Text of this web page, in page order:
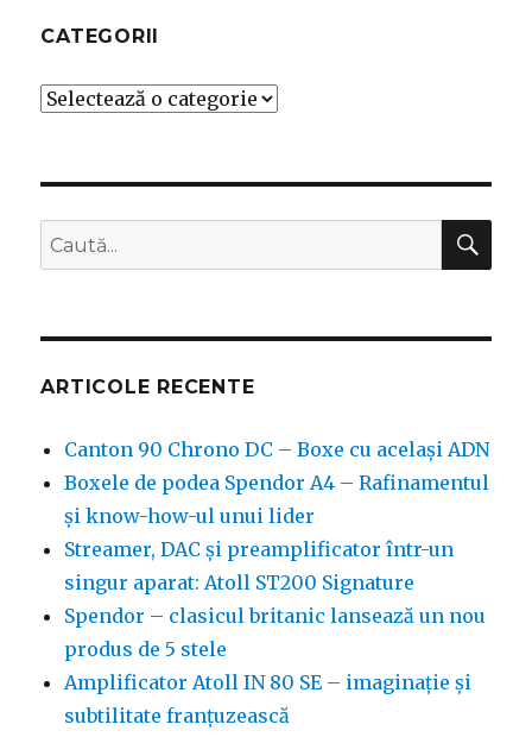
CATEGORII
Categorii
Caută
după:
ARTICOLE RECENTE
Canton 90 Chrono DC – Boxe cu același ADN
Boxele de podea Spendor A4 – Rafinamentul
și know-how-ul unui lider
Streamer, DAC și preamplificator într-un
singur aparat: Atoll ST200 Signature
Spendor – clasicul britanic lansează un nou
produs de 5 stele
Amplificator Atoll IN 80 SE – imaginație și
subtilitate franțuzească